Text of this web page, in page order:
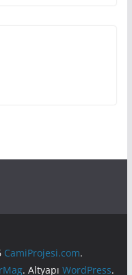
CamiProjesi.com.
. Altyapı WordPress.